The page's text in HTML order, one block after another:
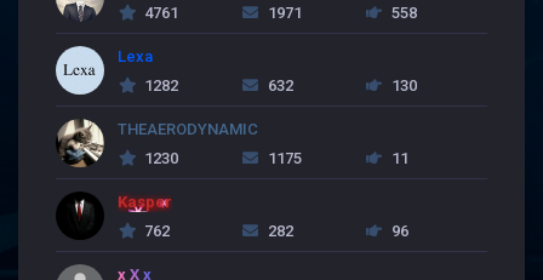
4761
1971 558
Lexa
1282
632 130
THEAERODYNAMIC
1230
1175 11
Kasper
762
282 96
x X x